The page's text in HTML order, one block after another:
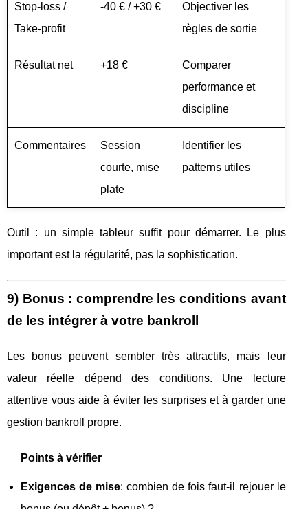
Stop‑loss /
Take‑profit
-40 € / +30 €
Objectiver les
règles de sortie
Résultat net +18 €
Comparer
performance et
discipline
Commentaires
Session
courte, mise
plate
Identifier les
patterns utiles
Outil : un simple tableur suffit pour démarrer. Le plus
important est la régularité, pas la sophistication.
9) Bonus : comprendre les conditions avant
de les intégrer à votre bankroll
Les bonus peuvent sembler très attractifs, mais leur
valeur réelle dépend des conditions. Une lecture
attentive vous aide à éviter les surprises et à garder une
gestion bankroll propre.
Points à vérifier
Exigences de mise: combien de fois faut-il rejouer le